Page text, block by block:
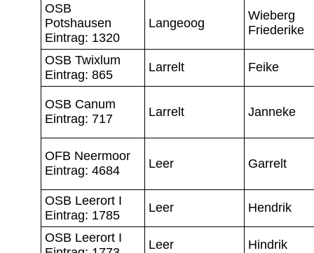
OSB
Potshausen
Eintrag: 1320
Langeoog
Wieberg
Friederike
OSB Twixlum
Eintrag: 865
Larrelt Feike
OSB Canum
Eintrag: 717
Larrelt Janneke
OFB Neermoor
Eintrag: 4684
Leer Garrelt
OSB Leerort I
Eintrag: 1785
Leer Hendrik
OSB Leerort I
Leer Hindrik